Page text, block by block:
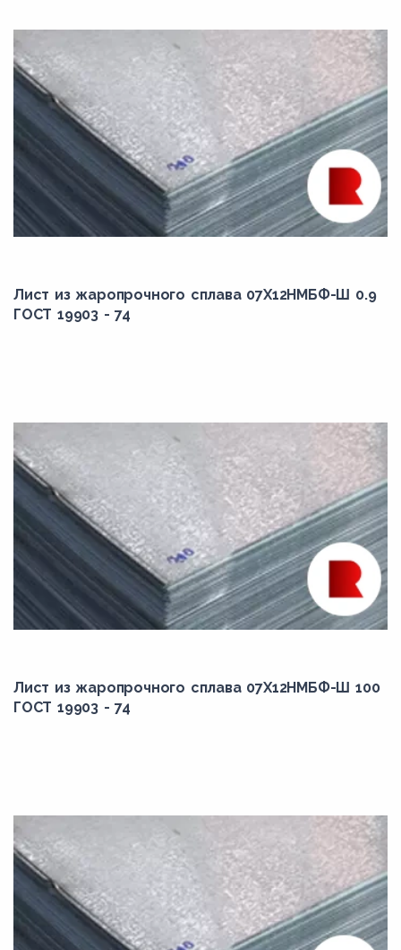
Лист из жаропрочного сплава 07Х12НМБФ-Ш 0.9
ГОСТ 19903 - 74
Лист из жаропрочного сплава 07Х12НМБФ-Ш 100
ГОСТ 19903 - 74